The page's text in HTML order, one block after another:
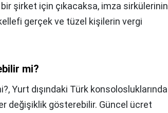
şirket için çıkacaksa, imza sirkülerinin
gerçek ve tüzel kişilerin vergi
mi?
Yurt dışındaki Türk konsolosluklarında
değişiklik gösterebilir. Güncel ücret